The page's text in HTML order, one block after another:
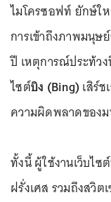
ไมโครซอฟท์ ยักษ์ใ
การเข้าถึงภาพมนุษ
ปี เหตุการณ์ประท้ว
ไซต์บิง (Bing)เสิร์
ความผิดพลาดของ
ทั้งนี้ ผู้ใช้งานเว็บไซ
ฝรั่งเศส รวมถึงสวิต